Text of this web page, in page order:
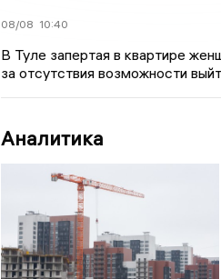
08/08 10:40
В Туле запертая в квартире
за отсутствия возможности
Аналитика